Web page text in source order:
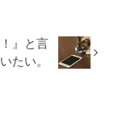
』と言
いたい。